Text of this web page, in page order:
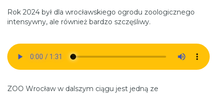
Rok 2024 był dla wrocławskiego ogrodu zoologicznego
intensywny, ale również bardzo szczęśliwy.
ZOO Wrocław w dalszym ciągu jest jedną ze